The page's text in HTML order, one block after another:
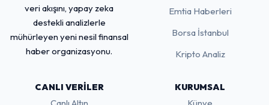
veri akışını, yapay zeka
destekli analizlerle
mühürleyen yeni nesil finansal
haber organizasyonu.
Emtia Haberleri
Borsa İstanbul
Kripto Analiz
CANLI VERILER
Canlı Altın
KURUMSAL
Künye